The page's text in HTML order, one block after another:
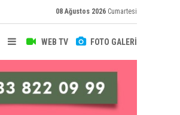
08 Ağustos 2026 Cumartesi
WEB TV FOTO GALERİ